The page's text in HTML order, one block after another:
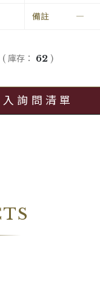
備註 ―
( 庫存： 62 )
入詢問清單